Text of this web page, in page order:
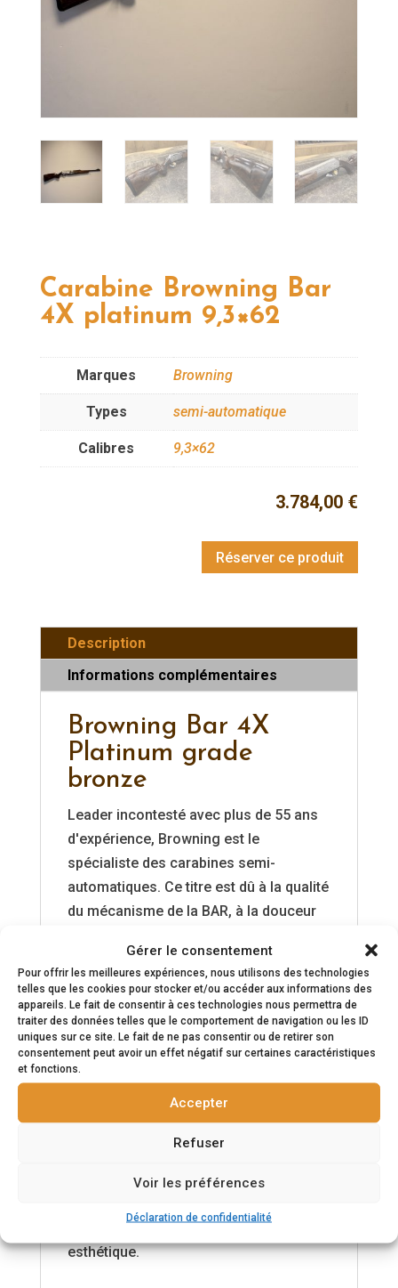
Gérer le consentement
Pour offrir les meilleures expériences, nous utilisons des technologies
telles que les cookies pour stocker et/ou accéder aux informations des
appareils. Le fait de consentir à ces technologies nous permettra de
traiter des données telles que le comportement de navigation ou les ID
uniques sur ce site. Le fait de ne pas consentir ou de retirer son
consentement peut avoir un effet négatif sur certaines caractéristiques
et fonctions.
Accepter
Refuser
Voir les préférences
Déclaration de confidentialité
Carabine Browning Bar
4X platinum 9,3×62
Marques Browning
Types semi-automatique
Calibres 9,3×62
3.784,00 €
Réserver ce produit
Description
Informations complémentaires
Browning Bar 4X
Platinum grade
bronze
Leader incontesté avec plus de 55 ans
d'expérience, Browning est le
spécialiste des carabines semi-
automatiques. Ce titre est dû à la qualité
du mécanisme de la BAR, à la douceur
maximum la sensation de recul, à sa
fiabilité mais aussi et surtout au fait
qu'elle a constamment évolué pour
vous offrir des performances toujours
meilleures.
notre BAR 4x : la précision, la
manuel plus ergonomique, une nouvelle
esthétique.